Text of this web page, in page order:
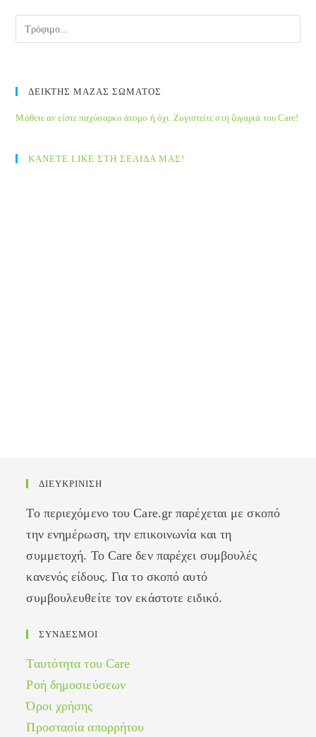
ΔΕΙΚΤΗΣ ΜΑΖΑΣ ΣΩΜΑΤΟΣ
Μάθετε αν είστε παχύσαρκο άτομο ή όχι. Ζυγιστείτε στη ζυγαριά του Care!
ΚΑΝΕΤΕ LIKE ΣΤΗ ΣΕΛΙΔΑ ΜΑΣ!
ΔΙΕΥΚΡΙΝΙΣΗ
Το περιεχόμενο του Care.gr παρέχεται με σκοπό
την ενημέρωση, την επικοινωνία και τη
συμμετοχή. Το Care δεν παρέχει συμβουλές
κανενός είδους. Για το σκοπό αυτό
συμβουλευθείτε τον εκάστοτε ειδικό.
ΣΥΝΔΕΣΜΟΙ
Ταυτότητα του Care
Ροή δημοσιεύσεων
Όροι χρήσης
Προστασία απορρήτου